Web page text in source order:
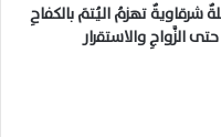
شرقاويةٌ تهزمُ اليُتمَ بالكفاحِ
الزَّواجِ والاستقرار